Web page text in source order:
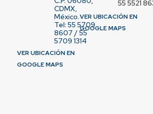
CDMX,
México.
Tel: 55 5709
8607 / 55
5709 1314
VER UBICACIÓN EN
GOOGLE MAPS
55 5521
VER UBICACIÓN EN
GOOGLE MAPS